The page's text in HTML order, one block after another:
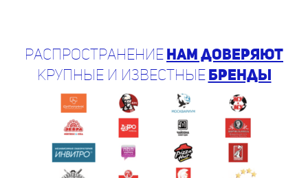
Распространениенам доверяют
крупные и известные бренды